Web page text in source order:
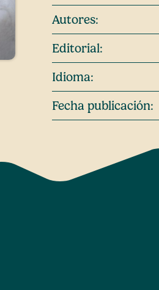
Autores:
Editorial:
Idioma:
Fecha publicación: